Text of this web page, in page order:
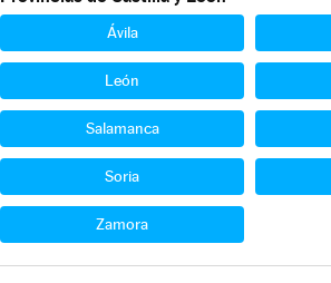
Ávila
León
Salamanca
Soria
Zamora